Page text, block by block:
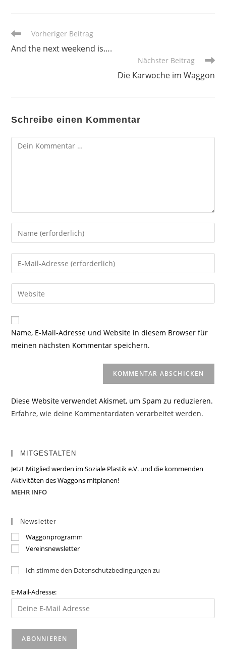
Weitere
ansehen
Vorheriger Beitrag
And the next weekend is….
Nächster Beitrag
Die Karwoche im Waggon
Schreibe einen Kommentar
Kommentar
Gib
deinen
Namen
oder
zum
Kommentieren
ein
Gib
deine
E-
Mail-
zum
Kommentieren
ein
Gib
deine
Website-
URL
Name, E-Mail-Adresse und Website in diesem Browser für
meinen nächsten Kommentar speichern.
Diese Website verwendet Akismet, um Spam zu reduzieren.
Erfahre, wie deine Kommentardaten verarbeitet werden.
MITGESTALTEN
Jetzt Mitglied werden im Soziale Plastik e.V. und die kommenden
Aktivitäten des Waggons mitplanen!
MEHR INFO
Newsletter
Waggonprogramm
Vereinsnewsletter
Ich stimme den Datenschutzbedingungen zu
E-Mail-Adresse: